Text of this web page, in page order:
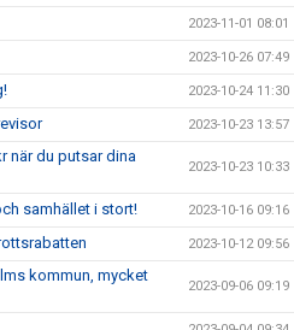
2023-11-01 08:01
2023-10-26 07:49
2023-10-24 11:30
2023-10-23 13:57
när du putsar dina
2023-10-23 10:33
samhället i stort! 2023-10-16 09:16
2023-10-12 09:56
kommun, mycket
2023-09-06 09:19